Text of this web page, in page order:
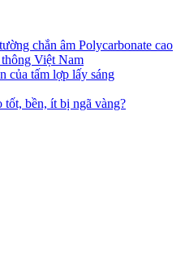
chắn âm Polycarbonate cao
Việt Nam
của tấm lợp lấy sáng
tốt, bền, ít bị ngã vàng?